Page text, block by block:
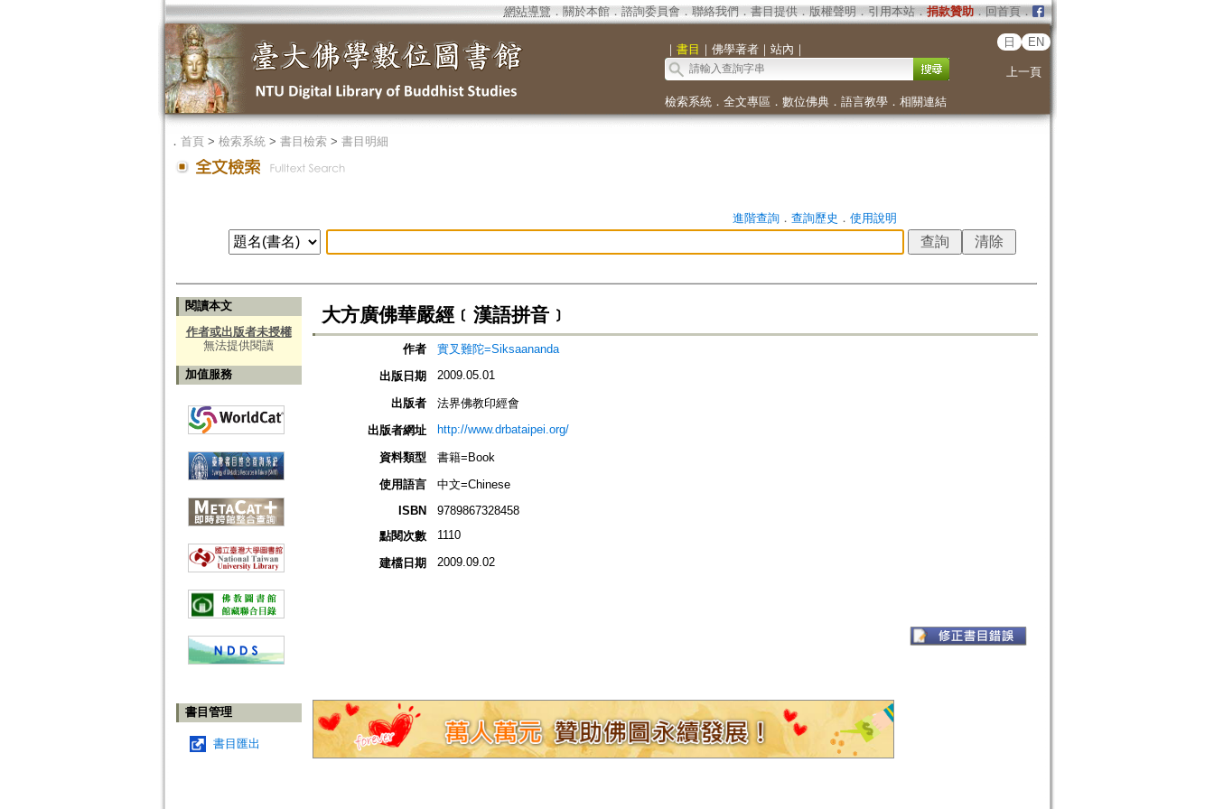
網站導覽 ． 關於本館． 諮詢委員會． 聯絡我們 ． 書目提供． 版權聲明 ． 引用本站． 捐款贊助．回首頁．
｜ 書目 ｜ 佛學著者｜ 站內 ｜
日 EN
上一頁
檢索系統． 全文專區 ． 數位佛典． 語言教學． 相關連結
． 首頁> 檢索系統> 書目檢索> 書目明細
進階查詢． 查詢歷史 ． 使用說明
閱讀本文
作者或出版者未授權
無法提供閱讀
加值服務
書目管理
書目匯出
大方廣佛華嚴經﹝漢語拼音﹞
作者
實叉難陀=Siksaananda
出版日期
2009.05.01
出版者
法界佛教印經會
出版者網址
http://www.drbataipei.org/
資料類型
書籍=Book
使用語言
中文=Chinese
ISBN
9789867328458
點閱次數
1110
建檔日期 2009.09.02